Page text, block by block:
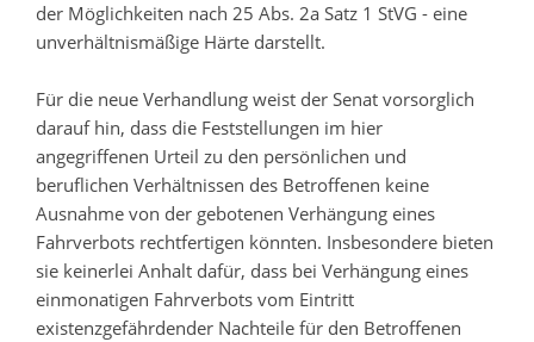
der Möglichkeiten nach 25 Abs. 2a Satz 1 StVG - eine
unverhältnismäßige Härte darstellt.
Für die neue Verhandlung weist der Senat vorsorglich
darauf hin, dass die Feststellungen im hier
angegriffenen Urteil zu den persönlichen und
beruflichen Verhältnissen des Betroffenen keine
Ausnahme von der gebotenen Verhängung eines
Fahrverbots rechtfertigen könnten. Insbesondere bieten
sie keinerlei Anhalt dafür, dass bei Verhängung eines
einmonatigen Fahrverbots vom Eintritt
existenzgefährdender Nachteile für den Betroffenen